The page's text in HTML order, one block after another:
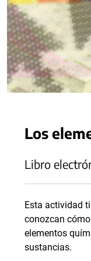
Los
Libro
Esta actividad
conozcan
elementos
sustancias.